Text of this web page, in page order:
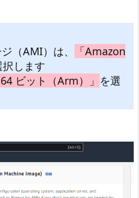
（AMI）は、
「Amazon
択します
64 ビット（Arm）」 を選